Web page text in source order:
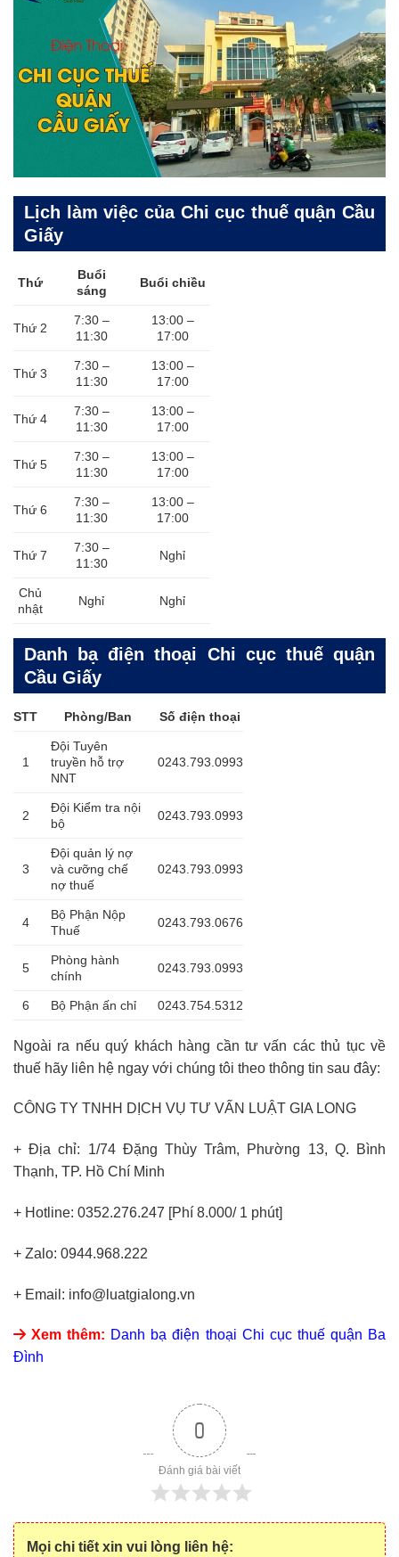
Lịch làm việc của Chi cục thuế quận Cầu
Giấy
Thứ
Buổi
sáng
Buổi chiều
Thứ 2
7:30 –
11:30
13:00 –
17:00
Thứ 3
7:30 –
11:30
13:00 –
17:00
Thứ 4
7:30 –
11:30
13:00 –
17:00
Thứ 5
7:30 –
11:30
13:00 –
17:00
Thứ 6
7:30 –
11:30
13:00 –
17:00
Thứ 7
7:30 –
11:30
Nghỉ
Chủ
nhật
Nghỉ Nghỉ
Danh bạ điện thoại Chi cục thuế quận
Cầu Giấy
STT Phòng/Ban Số điện thoại
1
Đội Tuyên
truyền hỗ trợ
NNT
0243.793.0993
2
Đội Kiểm tra nội
bộ
0243.793.0993
3
Đội quản lý nợ
và cưỡng chế
nợ thuế
0243.793.0993
4
Bộ Phận Nộp
Thuế
0243.793.0676
5
Phòng hành
chính
0243.793.0993
6 Bộ Phận ấn chỉ 0243.754.5312
Ngoài ra nếu quý khách hàng cần tư vấn các thủ tục về
thuế hãy liên hệ ngay với chúng tôi theo thông tin sau đây:
CÔNG TY TNHH DỊCH VỤ TƯ VẤN LUẬT GIA LONG
+ Địa chỉ: 1/74 Đặng Thùy Trâm, Phường 13, Q. Bình
Thạnh, TP. Hồ Chí Minh
+ Hotline: 0352.276.247 [Phí 8.000/ 1 phút]
+ Zalo: 0944.968.222
+ Email: info@luatgialong.vn
Xem thêm: Danh bạ điện thoại Chi cục thuế quận Ba
Đình
0
Đánh giá bài viết
Mọi chi tiết xin vui lòng liên hệ: